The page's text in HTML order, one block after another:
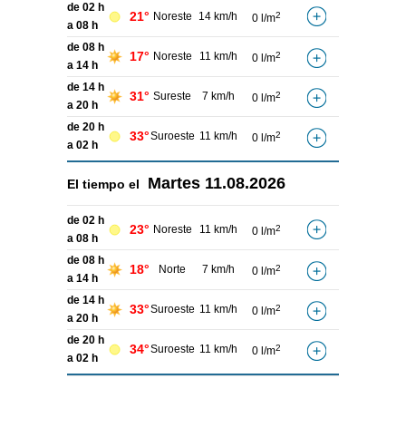
de 02 h
a 08 h
21° Noreste 14 km/h 0 l/m2
de 08 h
a 14 h
17° Noreste 11 km/h 0 l/m2
de 14 h
a 20 h
31° Sureste 7 km/h 0 l/m2
de 20 h
a 02 h
33°Suroeste 11 km/h 0 l/m2
El tiempo el Martes 11.08.2026
de 02 h
a 08 h
23° Noreste 11 km/h 0 l/m2
de 08 h
a 14 h
18° Norte 7 km/h 0 l/m2
de 14 h
a 20 h
33°Suroeste 11 km/h 0 l/m2
de 20 h
a 02 h
34°Suroeste 11 km/h 0 l/m2